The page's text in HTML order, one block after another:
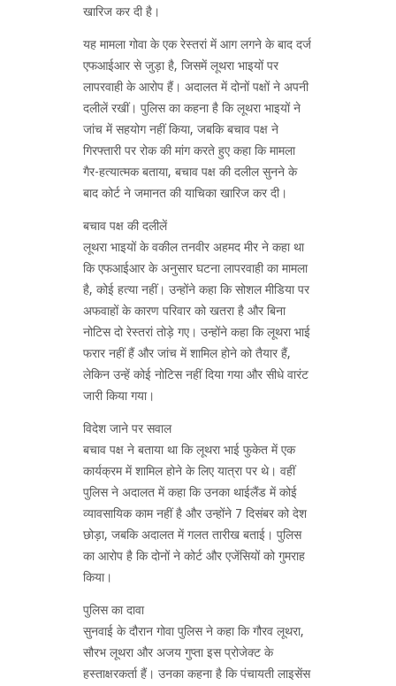
खारिज कर दी है।
यह मामला गोवा के एक रेस्तरां में आग लगने के बाद दर्ज
एफआईआर से जुड़ा है, जिसमें लूथरा भाइयों पर
लापरवाही के आरोप हैं। अदालत में दोनों पक्षों ने अपनी
दलीलें रखीं। पुलिस का कहना है कि लूथरा भाइयों ने
जांच में सहयोग नहीं किया, जबकि बचाव पक्ष ने
गिरफ्तारी पर रोक की मांग करते हुए कहा कि मामला
गैर-हत्यात्मक बताया, बचाव पक्ष की दलील सुनने के
बाद कोर्ट ने जमानत की याचिका खारिज कर दी।
बचाव पक्ष की दलीलें
लूथरा भाइयों के वकील तनवीर अहमद मीर ने कहा था
कि एफआईआर के अनुसार घटना लापरवाही का मामला
है, कोई हत्या नहीं। उन्होंने कहा कि सोशल मीडिया पर
अफवाहों के कारण परिवार को खतरा है और बिना
नोटिस दो रेस्तरां तोड़े गए। उन्होंने कहा कि लूथरा भाई
फरार नहीं हैं और जांच में शामिल होने को तैयार हैं,
लेकिन उन्हें कोई नोटिस नहीं दिया गया और सीधे वारंट
जारी किया गया।
विदेश जाने पर सवाल
बचाव पक्ष ने बताया था कि लूथरा भाई फुकेत में एक
कार्यक्रम में शामिल होने के लिए यात्रा पर थे। वहीं
पुलिस ने अदालत में कहा कि उनका थाईलैंड में कोई
व्यावसायिक काम नहीं है और उन्होंने 7 दिसंबर को देश
छोड़ा, जबकि अदालत में गलत तारीख बताई। पुलिस
का आरोप है कि दोनों ने कोर्ट और एजेंसियों को गुमराह
किया।
पुलिस का दावा
सुनवाई के दौरान गोवा पुलिस ने कहा कि गौरव लूथरा,
सौरभ लूथरा और अजय गुप्ता इस प्रोजेक्ट के
हस्ताक्षरकर्ता हैं। उनका कहना है कि पंचायती लाइसेंस